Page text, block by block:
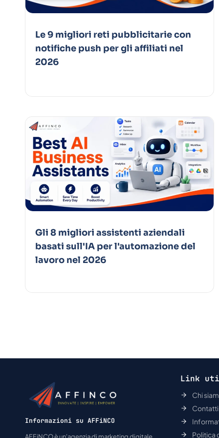
Le 9 migliori reti pubblicitarie con
notifiche push per gli affiliati nel
2026
Gli 8 migliori assistenti aziendali
basati sull'IA per l'automazione del
lavoro nel 2026
della
pagina
Informazioni su AFFiNCO
Link
Chi
Contatti
Politica